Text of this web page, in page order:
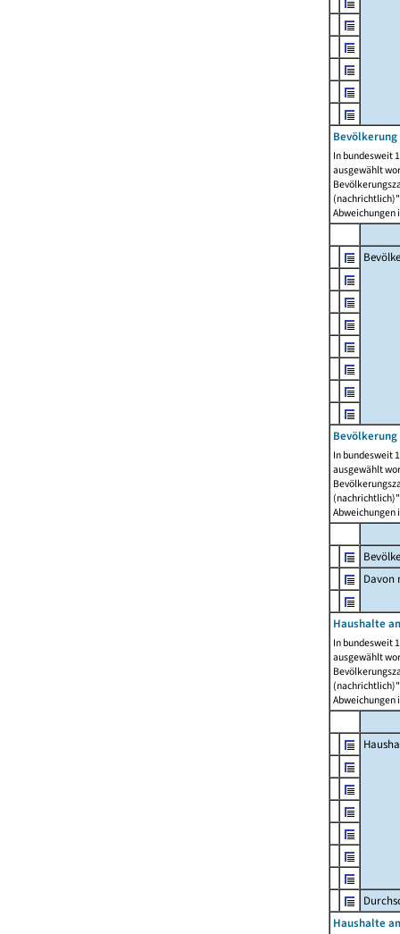
In bundesweit
ausgewählt
Abweichungen
In bundesweit
ausgewählt
Abweichungen
Davon
Haushalte
In bundesweit
ausgewählt
Abweichungen
Haushalte